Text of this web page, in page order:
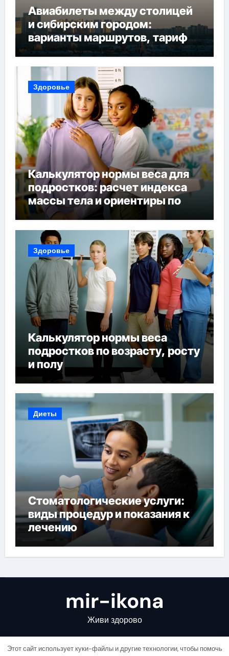
Авиабилеты между столицей
и сибирским городом:
варианты маршрутов, тарифы
и советы по планированию
поездки
Здоровье
Калькулятор нормы веса для
подростков: расчет индекса
массы тела и ориентиры по
возрасту, росту и полу
Здоровье
Калькулятор нормы веса
подростков по возрасту, росту
и полу
Диеты
Стоматологические услуги:
виды процедур и показания к
лечению
mir-ikona
Живи здорово
Этот сайт использует куки-файлы и другие технологии, чтобы помочь